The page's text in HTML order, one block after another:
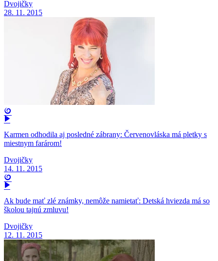
Dvojičky
28. 11. 2015
Karmen odhodila aj posledné zábrany: Červenovláska má pletky s
miestnym farárom!
Dvojičky
14. 11. 2015
Ak bude mať zlé známky, nemôže namietať: Detská hviezda má so
školou tajnú zmluvu!
Dvojičky
12. 11. 2015